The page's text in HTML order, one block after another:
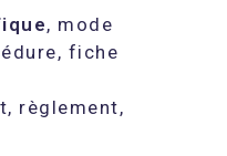
, mode
fiche
règlement,